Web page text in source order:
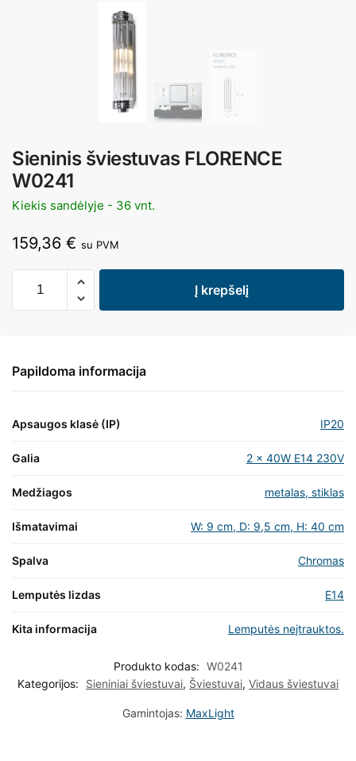
Sieninis šviestuvas FLORENCE
W0241
Kiekis sandėlyje - 36 vnt.
159,36 € su PVM
Į krepšelį
Papildoma informacija
Apsaugos klasė (IP) IP20
Galia 2 x 40W E14 230V
Medžiagos metalas, stiklas
Išmatavimai W: 9 cm, D: 9,5 cm, H: 40 cm
Spalva Chromas
Lemputės lizdas E14
Kita informacija Lemputės neįtrauktos.
Produkto kodas: W0241
Kategorijos:
Sieniniai šviestuvai, Šviestuvai, Vidaus šviestuvai
Gamintojas: MaxLight